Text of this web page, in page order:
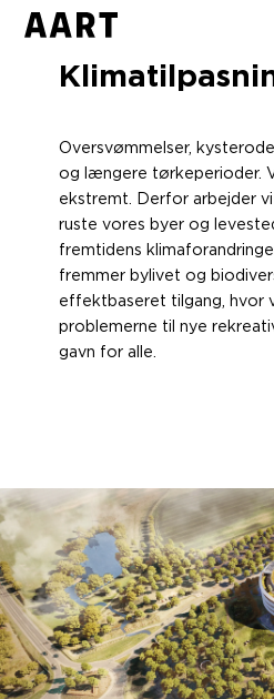
Oversvømmelser,
og længere tørkeperioder.
ekstremt. Derfor arbejder
ruste vores byer og
fremtidens
fremmer bylivet og
effektbaseret tilgang, hvor
problemerne til nye
gavn for alle.